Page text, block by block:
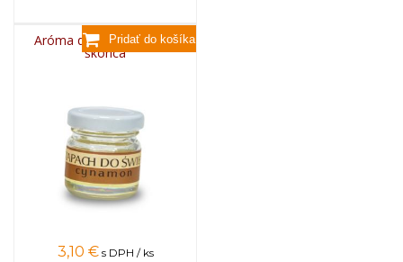
Aróma do sviečok, 25g -
škorica
3,10 € s DPH / ks